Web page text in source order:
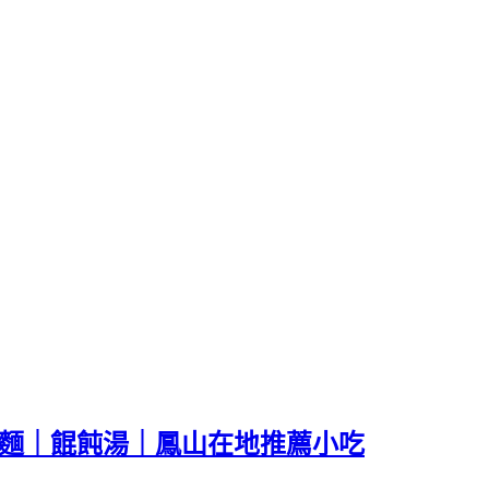
｜餛飩湯｜鳳山在地推薦小吃